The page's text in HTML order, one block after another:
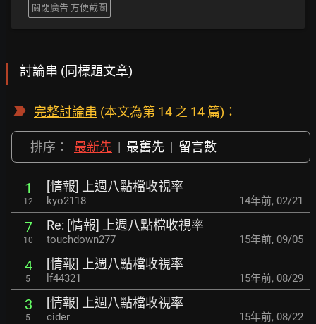
關閉廣告 方便截圖
討論串 (同標題文章)
完整討論串 (本文為第 14 之 14 篇)：
排序： 最新先 | 最舊先 | 留言數
1
12
[情報] 上週八點檔收視率
kyo2118 14年前, 02/21
7
10
Re: [情報] 上週八點檔收視率
touchdown277 15年前, 09/05
4
5
[情報] 上週八點檔收視率
lf44321 15年前, 08/29
3
5
[情報] 上週八點檔收視率
cider 15年前, 08/22